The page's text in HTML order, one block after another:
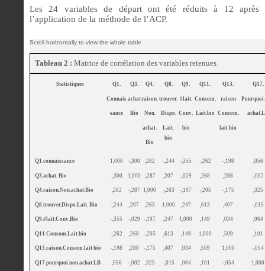
Les 24 variables de départ ont été réduits à 12 après
l’application de la méthode de l’ACP.
Tableau 2 : Matrice de corrélation des variables retenues
Statistiques Q1.
Connais
sance
Q3.
achat
Bio
Q4.
raison.
Non.
achat.
Bio
Q8.
trouver.
Dispo.
Lait.
bio
Q9.
#lait.
Conv.
bio
Q11.
Consom.
Lait.bio
Q13.
raison
Consom.
lait bio
Q17.
Q1.connaissance
Q3.achat. Bio
Q4.raison.Non.achat.Bio
Q8.trouver.Dispo.Lait. Bio
Q9.#lait.Conv.Bio
Q11.Consom.Lait.bio
Q13.raison.Consom.lait bio
Q17.pourquoi.non.achat.LB
1,000
-,300
,282
-,244
-,355
-,262
-,198
,056
-,300
1,000
-,287
,207
-,029
,268
,288
-,002
,282
-,287
1,000
,263
-,197
-,205
-,175
,325
-,244
,207
-,263
1,000
,247
,613
,407
-,015
-,355
-,029
-,197
,247
1,000
,149
,034
,064
-,262
,268
-,205
,613
,149
1,000
,509
,101
-,198
,288
-,175
,407
,034
,509
1,000
-,054
,056
-,002
,325
-,015
,064
,101
-,054
1,000